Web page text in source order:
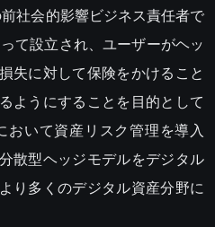
社会的影響ビジネス責任者で
て設立され、ユーザーがヘッ
失に対して保険をかけること
ようにすることを目的として
おいて資産リスク管理を導入
散型ヘッジモデルをデジタル
り多くのデジタル資産分野に